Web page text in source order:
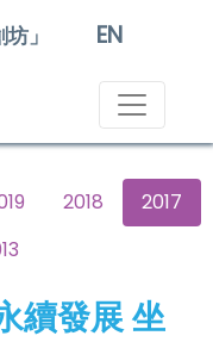
」 EN
2018
2017
續發展 坐